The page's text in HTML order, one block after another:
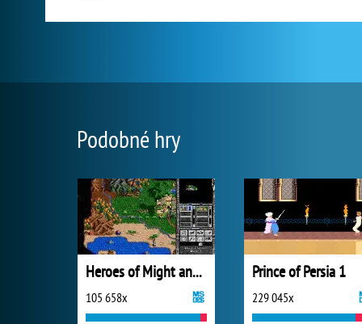
Podobné hry
Heroes of Might and Magic II
105 658x
Prince of Persia 1
229 045x